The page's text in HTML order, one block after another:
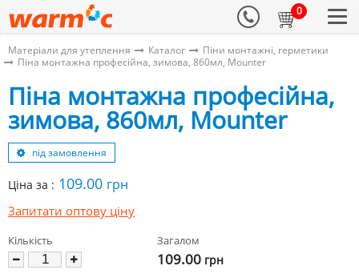
0
Матеріали для утеплення Каталог
Піни монтажні, герметики
Піна монтажна професійна, зимова, 860мл, Mounter
Піна монтажна професійна,
зимова, 860мл, Mounter
під замовлення
Ціна за : 109.00 грн
Запитати оптову ціну
Кількість Загалом
109.00 грн